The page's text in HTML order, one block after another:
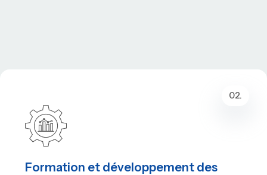
02.
Formation et développement des